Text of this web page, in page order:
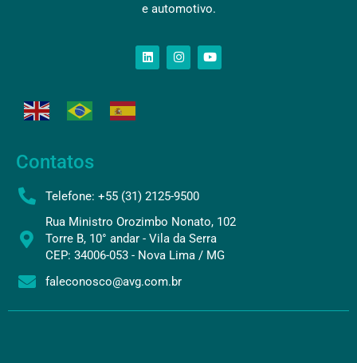
e automotivo.
Contatos
Telefone: +55 (31) 2125-9500
Rua Ministro Orozimbo Nonato, 102
Torre B, 10° andar - Vila da Serra
CEP: 34006-053 - Nova Lima / MG
faleconosco@avg.com.br